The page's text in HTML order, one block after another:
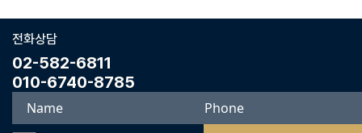
전화상담
02-582-6811
010-6740-8785